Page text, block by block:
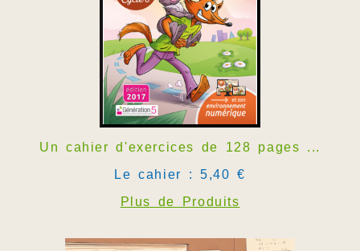
Un cahier d'exercices de 128 pages ...
Le cahier : 5,40 €
Plus de Produits